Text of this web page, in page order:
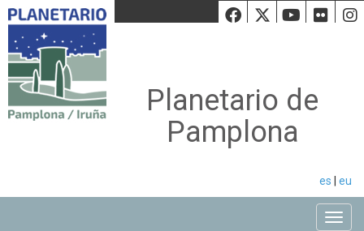
Facebook
Twiiter
Planetario de
Pamplona
es eu